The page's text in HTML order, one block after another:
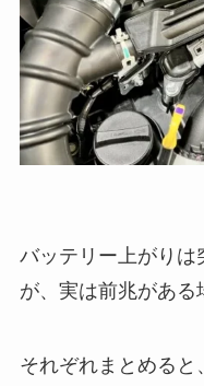
バッテリー上がりは
が、実は前兆がある
それぞれまとめると